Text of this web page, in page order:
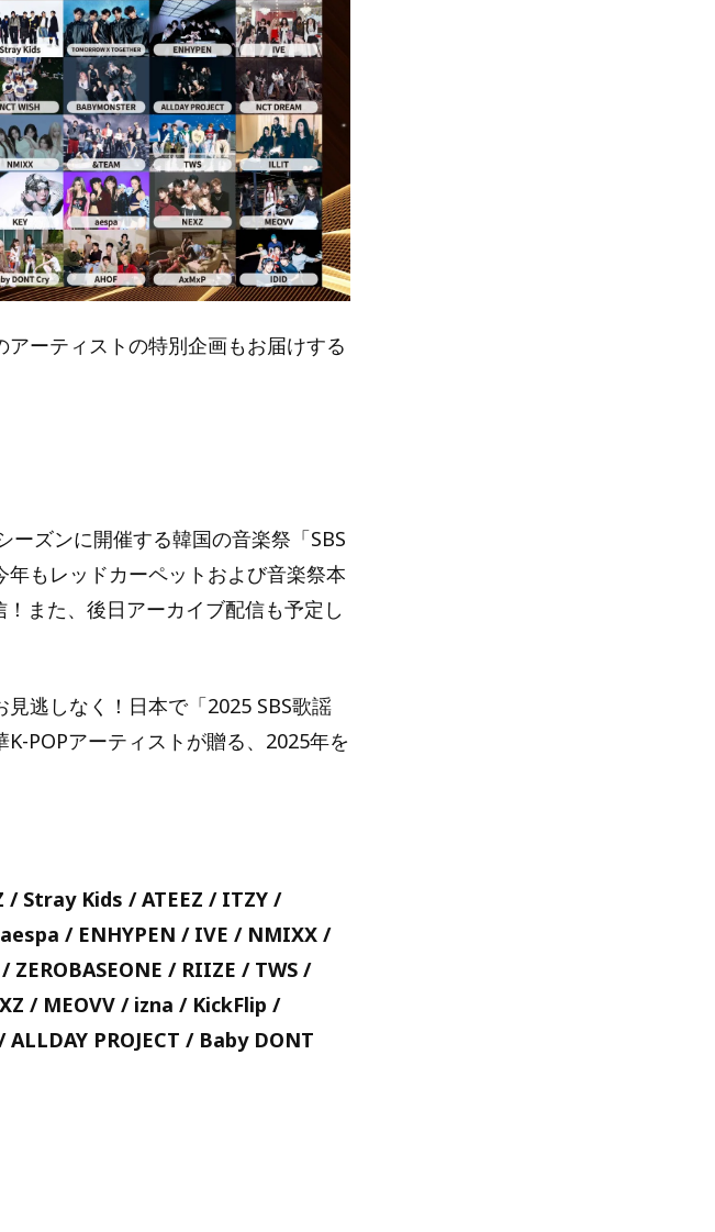
ーティストの特別企画もお届けする
ズンに開催する韓国の音楽祭「SBS
もレッドカーペットおよび音楽祭本
また、後日アーカイブ配信も予定し
逃しなく！日本で「2025 SBS歌謡
POPアーティストが贈る、2025年を
/ Stray Kids / ATEEZ / ITZY /
aespa / ENHYPEN / IVE / NMIXX /
ZEROBASEONE / RIIZE / TWS /
/ MEOVV / izna / KickFlip /
PROJECT / Baby DONT